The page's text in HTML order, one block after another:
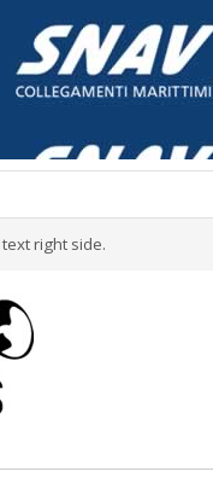
right side.